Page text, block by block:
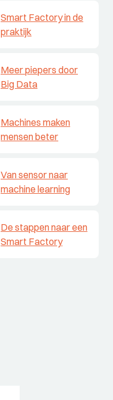
Smart Factory in de
praktijk
Meer piepers door
Big Data
Machines maken
mensen beter
Van sensor naar
machine learning
De stappen naar een
Smart Factory